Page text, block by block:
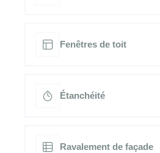
Fenêtres de toit
Étanchéité
Ravalement de façade